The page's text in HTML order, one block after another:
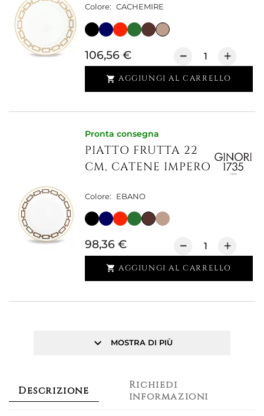
Colore: CACHEMIRE
106,56 €
 AGGIUNGI AL CARRELLO
Pronta consegna
PIATTO FRUTTA 22
CM, CATENE IMPERO
Colore: EBANO
98,36 €
 AGGIUNGI AL CARRELLO
keyboard_arrow_down MOSTRA DI PIÙ
Descrizione
Richiedi
informazioni